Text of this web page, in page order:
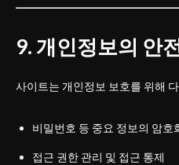
9. 개인정보의 안
사이트는 개인정보 보호를 위해
비밀번호 등 중요 정보의 암호
접근 권한 관리 및 접근 통제